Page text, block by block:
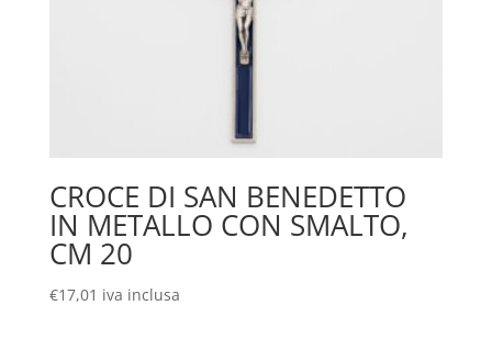
CROCE DI SAN BENEDETTO
IN METALLO CON SMALTO,
CM 20
€17,01 iva inclusa